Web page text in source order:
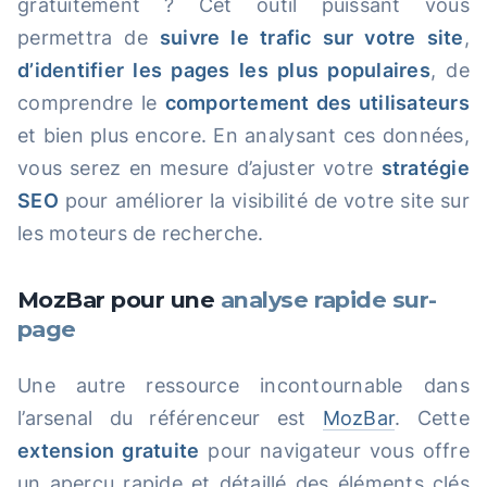
gratuitement ? Cet outil puissant vous
permettra de suivre le trafic sur votre site,
d’identifier les pages les plus populaires, de
comprendre le comportement des utilisateurs
et bien plus encore. En analysant ces données,
vous serez en mesure d’ajuster votre stratégie
SEO pour améliorer la visibilité de votre site sur
les moteurs de recherche.
MozBar pour une analyse rapide sur-
page
Une autre ressource incontournable dans
l’arsenal du référenceur est MozBar. Cette
extension gratuite pour navigateur vous offre